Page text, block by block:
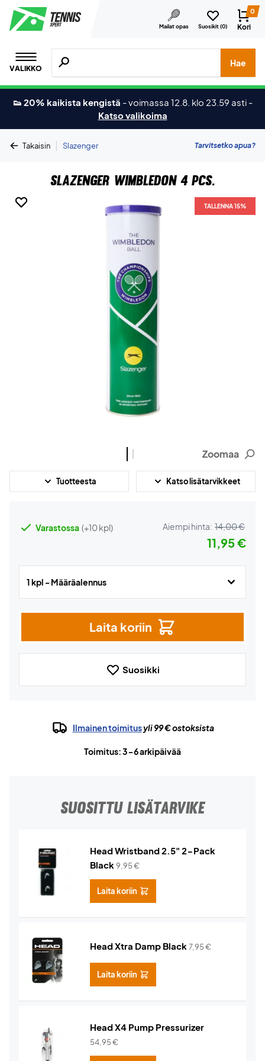
Mailat opas Suosikit (0)
0
Kori
VALIKKO
Hae tuotteita, merkkejä jne.
Hae
👟 20% kaikista kengistä -voimassa 12.8. klo 23.59 asti -
Katso valikoima
Takaisin | Slazenger Tarvitsetko apua?
Slazenger Wimbledon 4 pcs.
TALLENNA 15%
TALLENNA 15%
Zoomaa
Tuotteesta Katso lisätarvikkeet
Varastossa (+10 kpl) Aiempi hinta: 14,00 €
11,95 €
1 kpl - Määräalennus
Laita koriin
Suosikki
Ilmainen toimitusyli 99 € ostoksista
Toimitus: 3-6 arkipäivää
SUOSITTU LISÄTARVIKE
Head Wristband 2.5" 2-Pack
Black9,95€
Laita koriin
Head Xtra Damp Black7,95€
Laita koriin
Head X4 Pump Pressurizer
54,95€